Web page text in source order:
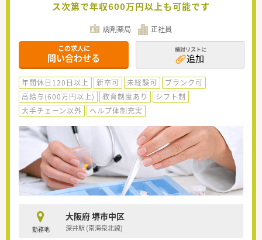
ス次第で年収600万円以上も可能です
調剤薬局 正社員
この求人に
問い合わせる
検討リストに
追加
年間休日120日以上 新卒可 未経験可
ブランク可
高給与(600万円以上)
教育制度あり
シフト制
大手チェーン以外
ヘルプ体制充実
勤務地
大阪府 堺市中区
深井駅 (南海泉北線)